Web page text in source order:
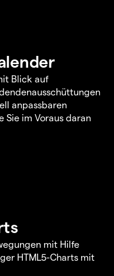
Blick auf
anpassbaren
Sie im Voraus daran
mit Hilfe
HTML5-Charts mit